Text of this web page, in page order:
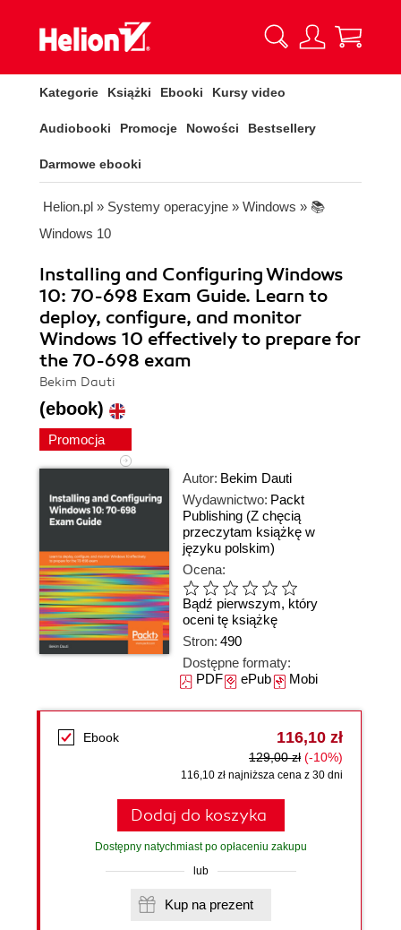
Kategorie Książki Ebooki Kursy video
Audiobooki Promocje Nowości Bestsellery
Darmowe ebooki
Helion.pl » Systemy operacyjne » Windows » 📚
Windows 10
Installing and Configuring Windows
10: 70-698 Exam Guide. Learn to
deploy, configure, and monitor
Windows 10 effectively to prepare for
the 70-698 exam
Bekim Dauti
(ebook)
Promocja
Autor: Bekim Dauti
Wydawnictwo: Packt
Publishing (Z chęcią
przeczytam książkę w
języku polskim)
Ocena:
Bądź pierwszym, który
oceni tę książkę
Stron: 490
Dostępne formaty:
PDFePubMobi
Ebook 116,10 zł
129,00 zł (-10%)
116,10 zł najniższa cena z 30 dni
Dodaj do koszyka
Dostępny natychmiast po opłaceniu zakupu
lub
Kup na prezent